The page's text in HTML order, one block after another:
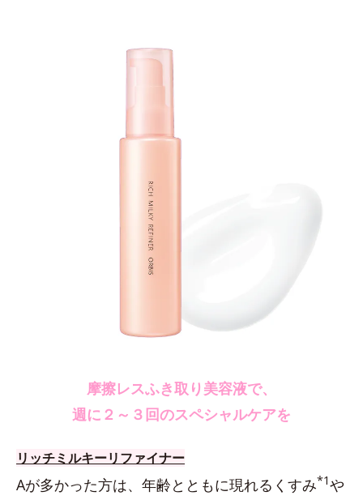
摩擦レスふき取り美容液で、
週に２～３回のスペシャルケアを
リッチミルキーリファイナー
Aが多かった方は、年齢とともに現れるくすみ*1や